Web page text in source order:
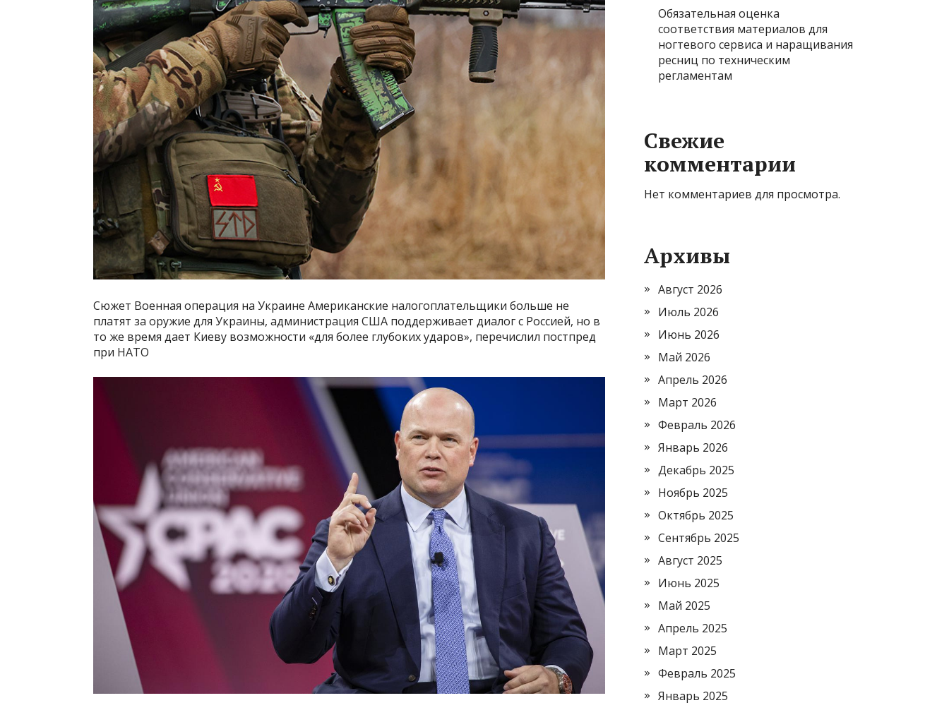
Сюжет Военная операция на Украине Американские налогоплательщики больше не
платят за оружие для Украины, администрация США поддерживает диалог с Россией, но в
то же время дает Киеву возможности «для более глубоких ударов», перечислил постпред
при НАТО
Обязательная оценка
соответствия материалов для
ногтевого сервиса и наращивания
ресниц по техническим
регламентам
Свежие
комментарии
Нет комментариев для просмотра.
Архивы
Август 2026
Июль 2026
Июнь 2026
Май 2026
Апрель 2026
Март 2026
Февраль 2026
Январь 2026
Декабрь 2025
Ноябрь 2025
Октябрь 2025
Сентябрь 2025
Август 2025
Июнь 2025
Май 2025
Апрель 2025
Март 2025
Февраль 2025
Январь 2025